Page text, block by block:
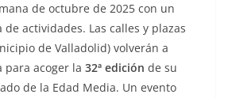
de octubre de 2025 con un
actividades. Las calles y plazas
de Valladolid) volverán a
para acoger la 32ª edición de su
de la Edad Media. Un evento